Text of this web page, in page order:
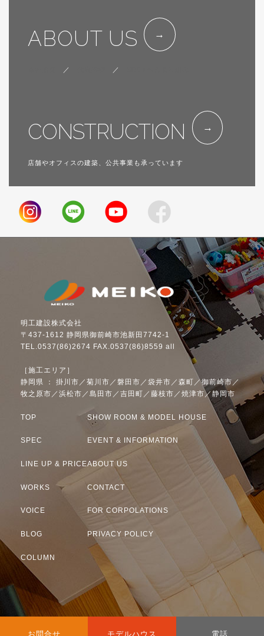
ABOUT US
／ ／
CONSTRUCTION
店舗やオフィスの建築、公共事業も承っています
お問合せ モデルハウス 電話
明工建設株式会社
〒437-1612 静岡県御前崎市池新田7742-1
TEL.0537(86)2674 FAX.0537(86)8559 all
［施工エリア］
静岡県 ： 掛川市／菊川市／磐田市／袋井市／森町／御前崎市／
牧之原市／浜松市／島田市／吉田町／藤枝市／焼津市／静岡市
TOP
SPEC
LINE UP & PRICE
WORKS
VOICE
BLOG
COLUMN
SHOW ROOM & MODEL HOUSE
EVENT & INFORMATION
ABOUT US
CONTACT
FOR CORPOLATIONS
PRIVACY POLICY